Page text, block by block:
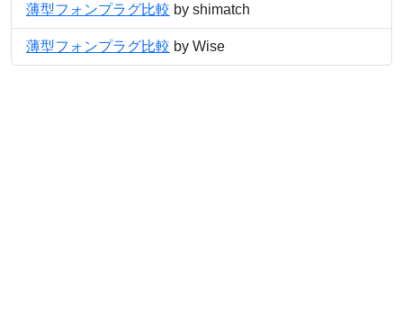
薄型フォンプラグ比較 by shimatch
薄型フォンプラグ比較 by Wise